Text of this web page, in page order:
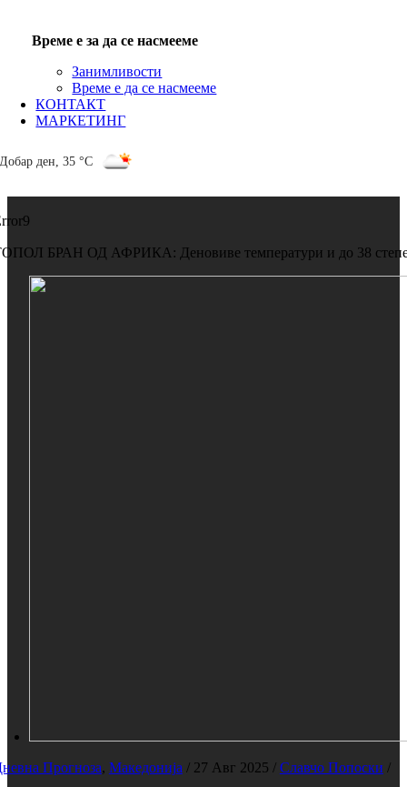
Време е за да се насмееме
Занимливости
Време е да се насмееме
КОНТАКТ
МАРКЕТИНГ
Добар ден,35 °C
БРАН ОД АФРИКА: Деновиве температури и до 38
Прогноза, Македонија / 27 Авг 2025 / Славчо Попоски /